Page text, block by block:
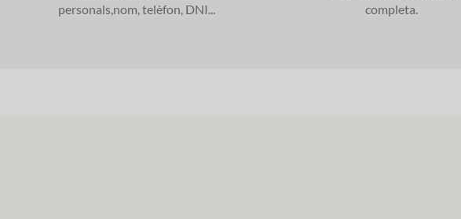
personals,nom, telèfon, DNI...
completa.